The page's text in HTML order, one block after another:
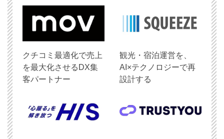
クチコミ最適化で売上
を最大化させるDX集
客パートナー
観光・宿泊運営を、
AI×テクノロジーで再
設計する